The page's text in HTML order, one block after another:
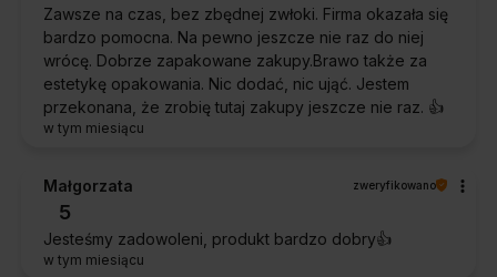
Zawsze na czas, bez zbędnej zwłoki. Firma okazała się
bardzo pomocna. Na pewno jeszcze nie raz do niej
wrócę. Dobrze zapakowane zakupy.Brawo także za
estetykę opakowania. Nic dodać, nic ująć. Jestem
przekonana, że zrobię tutaj zakupy jeszcze nie raz. 👍️
w tym miesiącu
Małgorzata zweryfikowano
5
Jesteśmy zadowoleni, produkt bardzo dobry👍️
w tym miesiącu